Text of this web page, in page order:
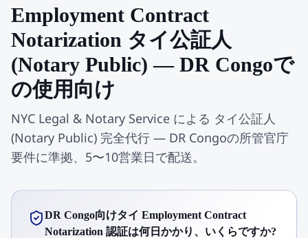
Employment Contract
Notarization タイ公証人
(Notary Public) — DR Congoで
の使用向け
NYC Legal & Notary Service による タイ公証人
(Notary Public) 完全代行 — DR Congoの所管官庁
要件に準拠、5〜10営業日で配送。
DR Congo向けタイ Employment Contract
Notarization 認証は何日かかり、いくらですか?